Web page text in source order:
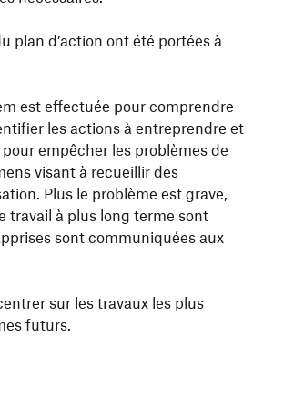
plan d’action ont été portées à
est effectuée pour comprendre
les actions à entreprendre et
empêcher les problèmes de
visant à recueillir des
Plus le problème est grave,
travail à plus long terme sont
sont communiquées aux
sur les travaux les plus
futurs.